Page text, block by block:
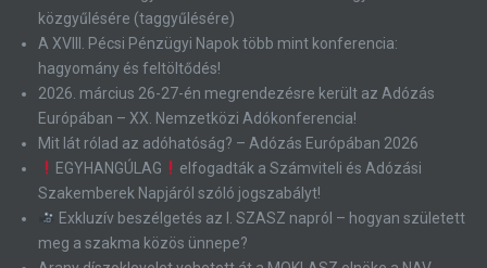
közgyűlésére (taggyűlésére)
A XVIII. Pécsi Pénzügyi Napok több mint konferencia:
hagyomány és feltöltődés!
2026. március 26-27-én megrendezésre került az Adózás
Európában – XX. Nemzetközi Adókonferencia!
Mit lát rólad az adóhatóság? – Adózás Európában 2026
EGYHANGÚLAG
elfogadták a Számviteli és Adózási
Szakemberek Napjáról szóló jogszabályt!
Exkluzív beszélgetés az I. SZASZ napról – hogyan született
meg a szakma közös ünnepe?